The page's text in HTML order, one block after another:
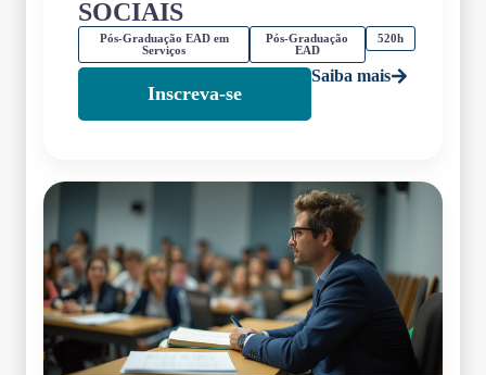
SOCIAIS
Pós-Graduação EAD em
Serviços
Pós-Graduação
EAD
520h
Inscreva-se
Saiba mais